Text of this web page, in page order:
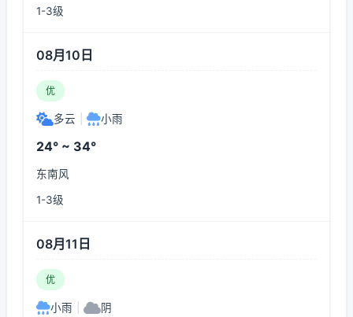
1-3级
08月10日
优
多云 小雨
24° ~ 34°
东南风
1-3级
08月11日
优
小雨 阴